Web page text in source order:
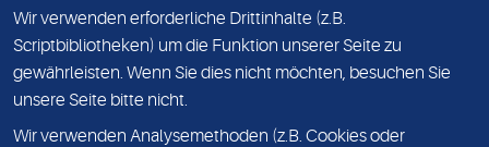
Namen des Fremdlabors mit. Mit der Beauftragung der
Fremdlaborleistung erklären Sie sich mit dieser
Vereinbarung einverstanden.
Wir verwenden erforderliche Drittinhalte (z.B.
Scriptbibliotheken) um die Funktion unserer Seite zu
gewährleisten. Wenn Sie dies nicht möchten, besuchen Sie
unsere Seite bitte nicht.
Wir verwenden Analysemethoden (z.B. Cookies oder